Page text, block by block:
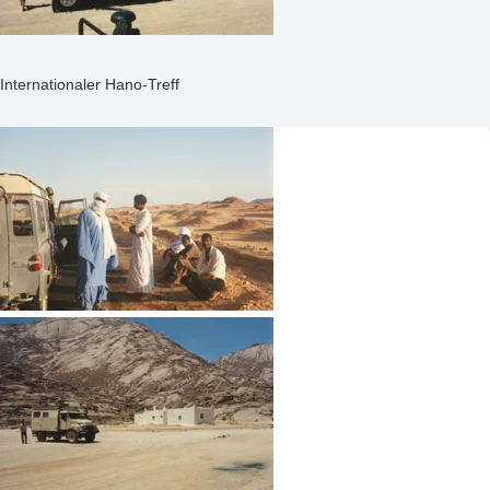
Internationaler Hano-Treff